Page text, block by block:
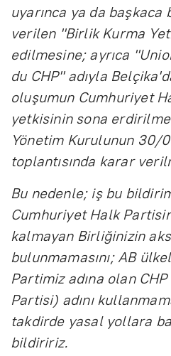
uyarınca ya da başkaca
verilen "Birlik Kurma
edilmesine; ayrıca
du CHP" adıyla
oluşumun Cumhuriyet
yetkisinin sona
Yönetim Kurulunun
toplantısında karar
Bu nedenle; iş bu
Cumhuriyet Halk
kalmayan Birliğinizin
bulunmamasını; AB
Partimiz adına olan
Partisi) adını
takdirde yasal yollara
bildiririz.